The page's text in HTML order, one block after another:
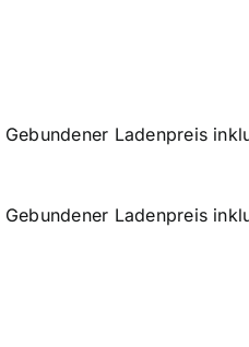
Ladenpreis
Ladenpreis